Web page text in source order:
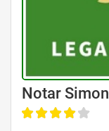
Avocat Specializat în Drept Civil •
Notar